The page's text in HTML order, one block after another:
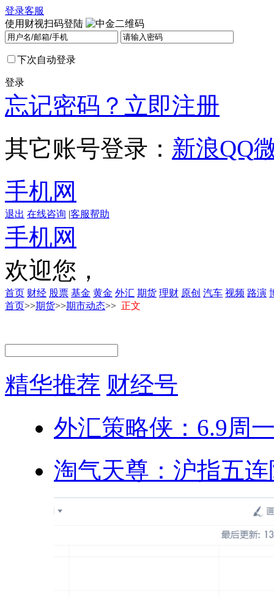
登录客服
使用财视扫码登陆
下次自动登录
登录
忘记密码？ 立即注册
其它账号登录： 新浪QQ
手机网
退出 在线咨询 |客服帮助
手机网
欢迎您，
首页 财经 股票 基金 黄金 外汇 期货 理财 原创 汽车 视频 路演
首页>>期货>>期市动态>> 正文
精华推荐 财经号
外汇策略侠：6.9周
淘气天尊：沪指五